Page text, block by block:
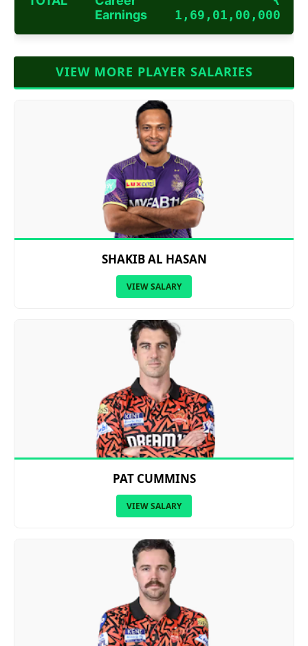
Earnings
1,69,01,00,000
VIEW MORE PLAYER SALARIES
SHAKIB AL HASAN
VIEW SALARY
PAT CUMMINS
VIEW SALARY